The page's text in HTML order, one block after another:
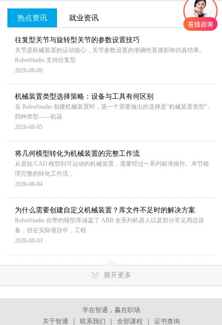
MORE+
热点资讯 就业资讯
往复型关节与旋转型关节的参数设置技巧
关节是机械装置的运动核心，关节参数设置的准确性直接影响仿真结果。
RobotStudio 支持往复型
2026-08-06
机械装置类型选择策略：设备与工具有何区别
在 RobotStudio 创建机械装置时，第一个需要做出的选择是“机械装置类型”。
四种类型——机器
2026-08-05
将几何模型转化为机械装置的完整工作流
从原始 CAD 模型到可运动的机械装置，需要经过一系列标准操作。本节梳
理完整的转化工作流，
2026-08-04
为什么需要创建自定义机械装置？库文件不足时的解决方案
RobotStudio 自带的模型库涵盖了 ABB 全系列机器人以及部分常见周边设
备，但在实际项目中，工程
2026-08-03
展开更多
学在智通，赢在职场
关于智通
｜ 联系我们 ｜ 全部课程 ｜ 证书查询